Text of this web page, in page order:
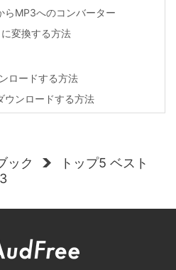
MP3へのコンバーター
変換する方法
ロードする方法
ウンロードする方法
ック
トップ5 ベスト